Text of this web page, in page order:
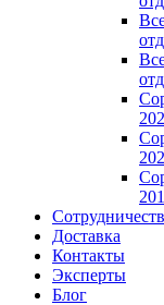
Доставка
Контакты
Эксперты
Блог